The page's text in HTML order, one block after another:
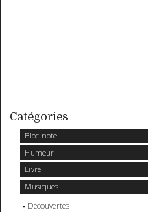
Catégories
Bloc-note
Humeur
Livre
Musiques
Découvertes